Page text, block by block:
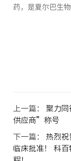
药，是夏尔巴生
上一篇： 聚力
供应商”称号
下一篇： 热烈
临床批准！ 科